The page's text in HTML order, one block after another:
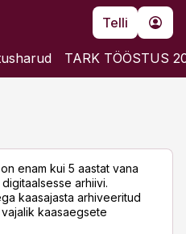
Telli
TARK TÖÖSTUS
enam kui 5 aastat vana
arhiivi.
kaasajasta arhiveeritud
kaasaegsete